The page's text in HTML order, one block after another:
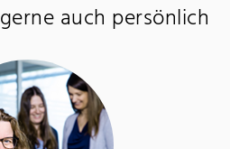
auch persönlich